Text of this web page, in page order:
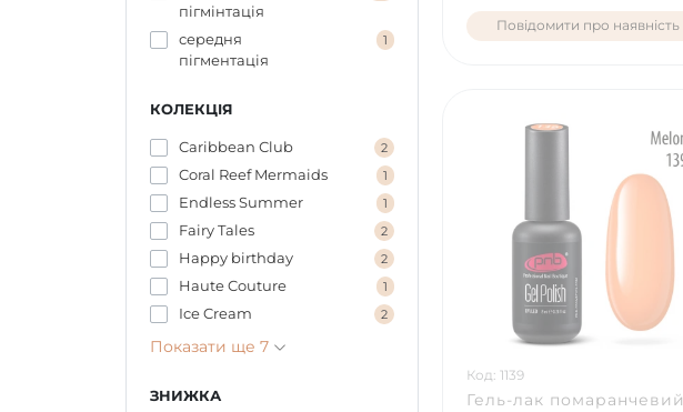
пігмінтація
середня
пігментація
1
КОЛЕКЦІЯ
Caribbean Сlub 2
Coral Reef Mermaids 1
Endless Summer 1
Fairy Tales 2
Happy birthday 2
Haute Couture 1
Ice Cream 2
Показати ще 7
ЗНИЖКА
Повідомити про наявність
Код: 1139
Гель-лак помаранчевий